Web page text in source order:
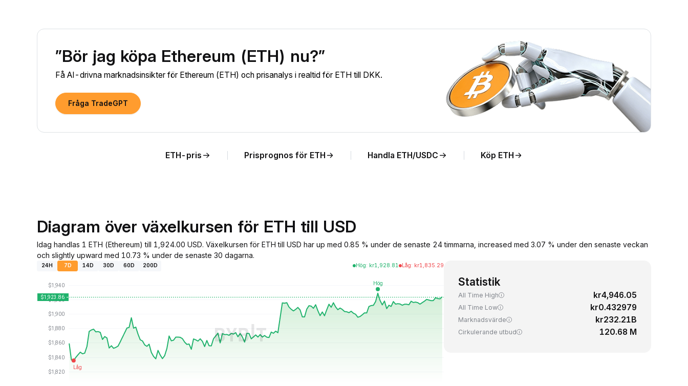
”Bör jag köpa Ethereum (ETH) nu?”
Få AI-drivna marknadsinsikter för Ethereum (ETH) och prisanalys i realtid för ETH till DKK.
Fråga TradeGPT
ETH-pris Prisprognos för ETH Handla ETH/USDC Köp ETH
Diagram över växelkursen för ETH till USD
Idag handlas 1 ETH (Ethereum) till 1,924.00 USD. Växelkursen för ETH till USD har up med 0.85 % under de senaste 24 timmarna, increased med 3.07 % under den senaste veckan
och slightly upward med 10.73 % under de senaste 30 dagarna.
24H 7D 14D 30D 60D 200D Hög: kr1,928.81 Låg: kr1,835.29
Statistik
All Time High kr4,946.05
All Time Low kr0.432979
Marknadsvärde kr232.21B
Cirkulerande utbud 120.68 M